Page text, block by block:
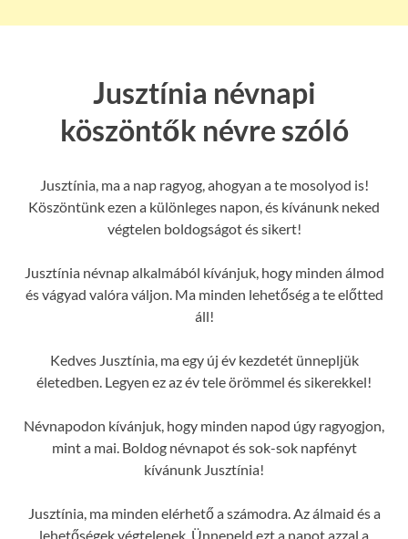
Jusztínia névnapi
köszöntők névre szóló
Jusztínia, ma a nap ragyog, ahogyan a te mosolyod is!
Köszöntünk ezen a különleges napon, és kívánunk neked
végtelen boldogságot és sikert!
Jusztínia névnap alkalmából kívánjuk, hogy minden álmod
és vágyad valóra váljon. Ma minden lehetőség a te előtted
áll!
Kedves Jusztínia, ma egy új év kezdetét ünnepljük
életedben. Legyen ez az év tele örömmel és sikerekkel!
Névnapodon kívánjuk, hogy minden napod úgy ragyogjon,
mint a mai. Boldog névnapot és sok-sok napfényt
kívánunk Jusztínia!
Jusztínia, ma minden elérhető a számodra. Az álmaid és a
lehetőségek végtelenek. Ünnepeld ezt a napot azzal a